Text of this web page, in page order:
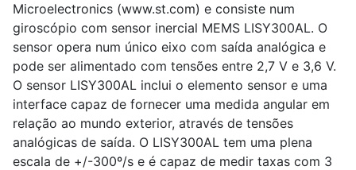
Microelectronics (www.st.com) e consiste num
giroscópio com sensor inercial MEMS LISY300AL. O
sensor opera num único eixo com saída analógica e
pode ser alimentado com tensões entre 2,7 V e 3,6 V.
O sensor LISY300AL inclui o elemento sensor e uma
interface capaz de fornecer uma medida angular em
relação ao mundo exterior, através de tensões
analógicas de saída. O LISY300AL tem uma plena
escala de +/-300º/s e é capaz de medir taxas com 3